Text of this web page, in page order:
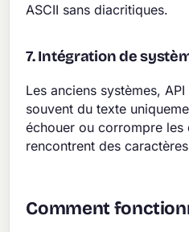
ASCII sans diacritiques.
7. Intégration de
Les anciens systèmes,
souvent du texte
échouer ou corrompre les
rencontrent des
Comment